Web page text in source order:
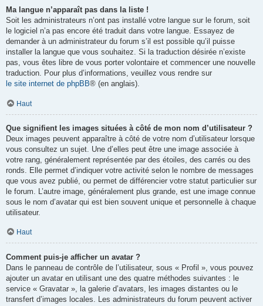
Ma langue n’apparaît pas dans la liste !
Soit les administrateurs n’ont pas installé votre langue sur le forum, soit
le logiciel n’a pas encore été traduit dans votre langue. Essayez de
demander à un administrateur du forum s’il est possible qu’il puisse
installer la langue que vous souhaitez. Si la traduction désirée n’existe
pas, vous êtes libre de vous porter volontaire et commencer une nouvelle
traduction. Pour plus d’informations, veuillez vous rendre sur
le site internet de phpBB® (en anglais).
Haut
Que signifient les images situées à côté de mon nom d’utilisateur ?
Deux images peuvent apparaître à côté de votre nom d’utilisateur lorsque
vous consultez un sujet. Une d’elles peut être une image associée à
votre rang, généralement représentée par des étoiles, des carrés ou des
ronds. Elle permet d’indiquer votre activité selon le nombre de messages
que vous avez publié, ou permet de différencier votre statut particulier sur
le forum. L’autre image, généralement plus grande, est une image connue
sous le nom d’avatar qui est bien souvent unique et personnelle à chaque
utilisateur.
Haut
Comment puis-je afficher un avatar ?
Dans le panneau de contrôle de l’utilisateur, sous « Profil », vous pouvez
ajouter un avatar en utilisant une des quatre méthodes suivantes : le
service « Gravatar », la galerie d’avatars, les images distantes ou le
transfert d’images locales. Les administrateurs du forum peuvent activer